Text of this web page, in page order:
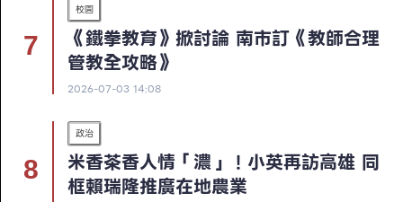
校園
《鐵拳教育》掀討論 南市訂《教師合理
管教全攻略》
2026-07-03 14:08
政治
米香茶香人情「濃」！小英再訪高雄 同
框賴瑞隆推廣在地農業